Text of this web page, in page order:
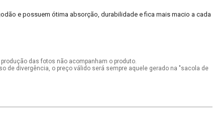
e possuem ótima absorção, durabilidade e fica mais macio a cada
das fotos não acompanham o produto.
de divergência, o preço válido será sempre aquele gerado na "sacola de